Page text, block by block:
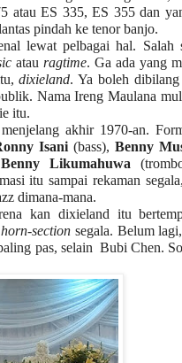
atau ES 335, ES 355 dan
pindah ke tenor banjo.
lewat pelbagai hal. Salah
atau ragtime. Ga ada yang
dixieland. Ya boleh dibilang
Nama Ireng Maulana
itu.
akhir 1970-an.
Isani (bass), Benny
Benny Likumahuwa
itu sampai rekaman
dimana-mana.
kan dixieland itu
horn-sectionsegala. Belum
pas, selain Bubi Chen.